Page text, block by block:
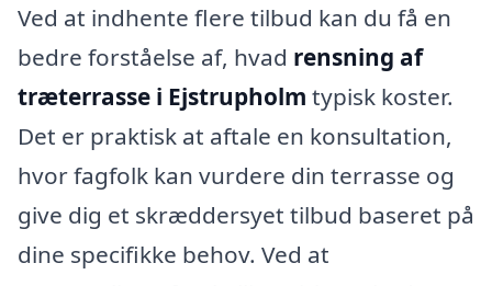
Ved at indhente flere tilbud kan du få en
bedre forståelse af, hvad rensning af
træterrasse i Ejstrupholm typisk koster.
Det er praktisk at aftale en konsultation,
hvor fagfolk kan vurdere din terrasse og
give dig et skræddersyet tilbud baseret på
dine specifikke behov. Ved at